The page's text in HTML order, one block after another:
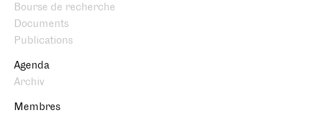
Bourse de recherche
Documents
Publications
Agenda
Archiv
Membres